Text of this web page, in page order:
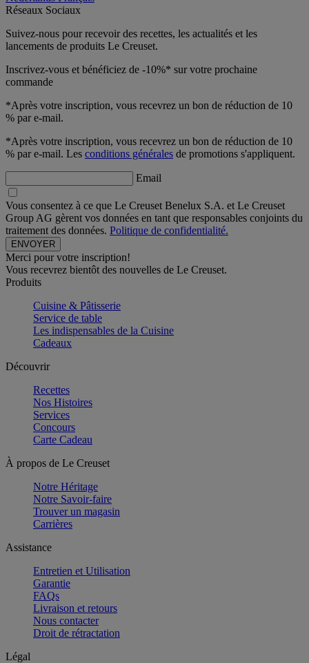
Réseaux Sociaux
Suivez-nous pour recevoir des recettes, les actualités et les
lancements de produits Le Creuset.
Inscrivez-vous et bénéficiez de -10%* sur votre prochaine
commande
*Après votre inscription, vous recevrez un bon de réduction de 10
% par e-mail.
*Après votre inscription, vous recevrez un bon de réduction de 10
% par e-mail. Les conditions générales de promotions s'appliquent.
Email
Vous consentez à ce que Le Creuset Benelux S.A. et Le Creuset
Group AG gèrent vos données en tant que responsables conjoints du
traitement des données. Politique de confidentialité.
Merci pour votre inscription!
Vous recevrez bientôt des nouvelles de Le Creuset.
Produits
Cuisine & Pâtisserie
Service de table
Les indispensables de la Cuisine
Cadeaux
Découvrir
Recettes
Nos Histoires
Services
Concours
Carte Cadeau
À propos de Le Creuset
Notre Héritage
Notre Savoir-faire
Trouver un magasin
Carrières
Assistance
Entretien et Utilisation
Garantie
FAQs
Livraison et retours
Nous contacter
Droit de rétractation
Légal